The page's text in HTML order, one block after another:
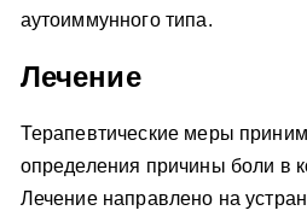
аутоиммунного типа.
Лечение
Терапевтические меры
определения причины боли в
Лечение направлено на